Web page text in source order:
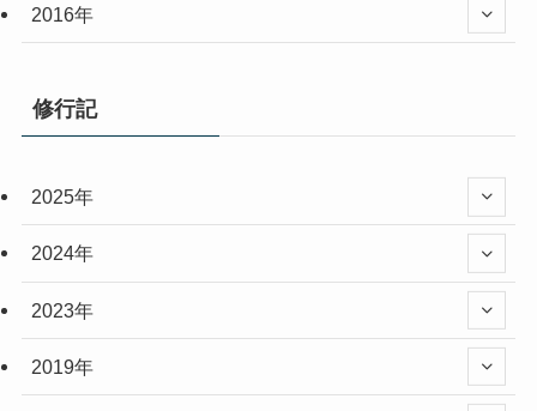
2016年
修行記
2025年
2024年
2023年
2019年